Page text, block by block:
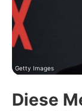
Getty Images
Diese